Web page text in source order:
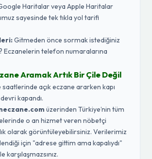
Haritalar veya Apple Haritalar
sayesinde tek tıkla yol tarifi
Gitmeden önce sormak istediğiniz
Eczanelerin telefon numaralarına
Aramak Artık Bir Çile Değil
açık eczane ararken kapı
kapandı.
üzerinden Türkiye’nin tüm
o an hizmet veren nöbetçi
olarak görüntüleyebilirsiniz. Verilerimiz
için "adrese gittim ama kapalıydı"
karşılaşmazsınız.